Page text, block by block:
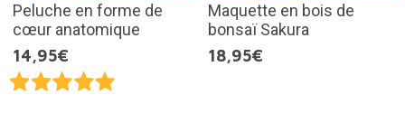
Peluche en forme de
cœur anatomique
14,95€
Maquette en bois de
bonsaï Sakura
18,95€